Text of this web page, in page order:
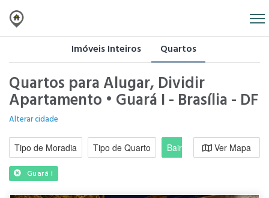
Imóveis Inteiros Quartos
Quartos para Alugar, Dividir
Apartamento • Guará I - Brasília - DF
Alterar cidade
Tipo de Moradia Tipo de Quarto Bairro / RegiãoVer Mapa
Guará I